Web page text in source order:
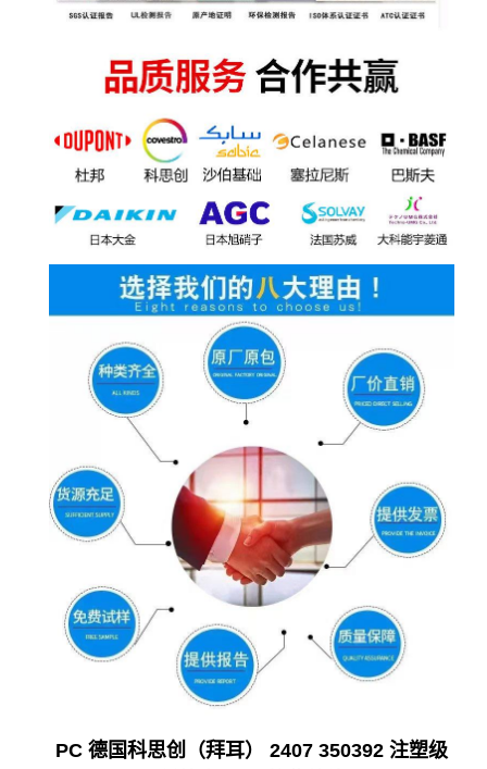
PC 德国科思创（拜耳） 2407 350392 注塑级